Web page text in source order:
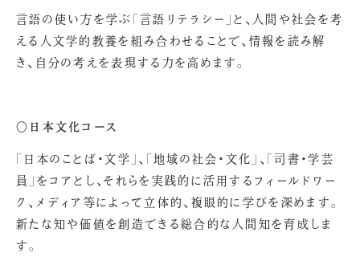
言語の使い方を学ぶ「言語リテラシー」と、人間や社会を考
える人文学的教養を組み合わせることで、情報を読み解
き、自分の考えを表現する力を高めます。
〇日本文化コース
「日本のことば・文学」、「地域の社会・文化」、「司書・学芸
員」をコアとし、それらを実践的に活用するフィールドワー
ク、メディア等によって立体的、複眼的に学びを深めます。
新たな知や価値を創造できる総合的な人間知を育成しま
す。